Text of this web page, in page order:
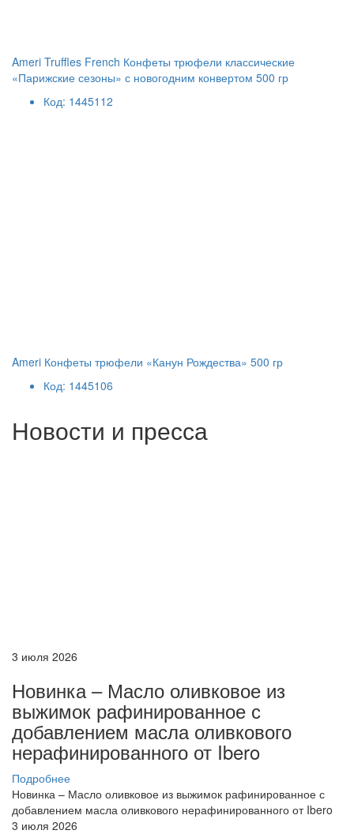
Ameri Truffles French Конфеты трюфели классические
«Парижские сезоны» с новогодним конвертом 500 гр
Код: 1445112
Ameri Конфеты трюфели «Канун Рождества» 500 гр
Код: 1445106
Новости и пресса
3 июля 2026
Новинка – Масло оливковое из
выжимок рафинированное с
добавлением масла оливкового
нерафинированного от Ibero
Подробнее
Новинка – Масло оливковое из выжимок рафинированное с
добавлением масла оливкового нерафинированного от Ibero
3 июля 2026